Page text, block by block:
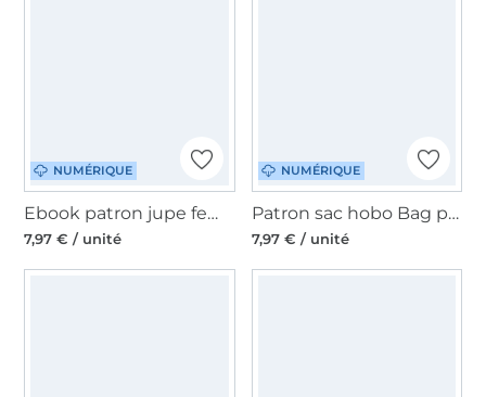
NUMÉRIQUE
Ebook patron jupe femme Madame Carry Studio Schnittreif, en français
7,97 € / unité
NUMÉRIQUE
Patron sac hobo Bag pdf Resa Pro CreaResa, en allemand
7,97 € / unité